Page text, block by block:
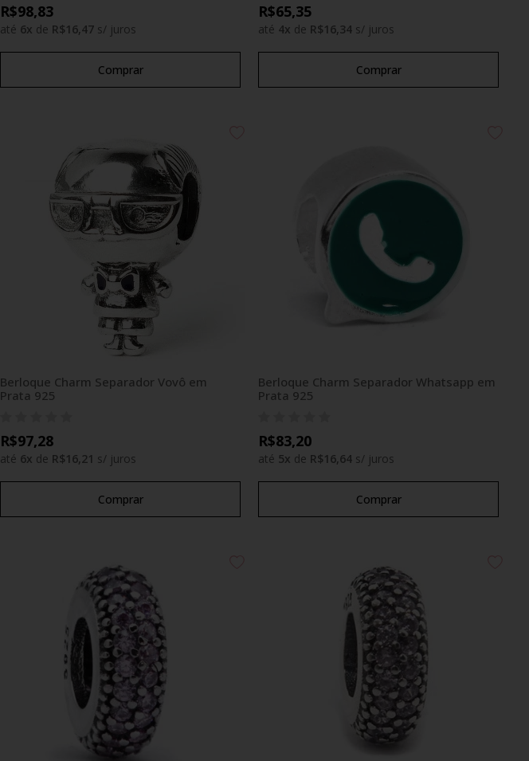
R$98,83
até 6x de R$16,47 s/ juros
Comprar
R$65,35
até 4x de R$16,34 s/ juros
Comprar
Berloque Charm Separador Vovô em
Prata 925
R$97,28
até 6x de R$16,21 s/ juros
Comprar
Berloque Charm Separador Whatsapp em
Prata 925
R$83,20
até 5x de R$16,64 s/ juros
Comprar